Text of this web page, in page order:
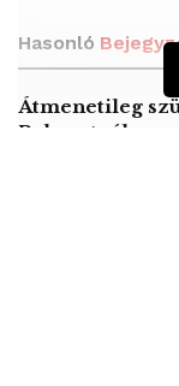
Hasonló
Átmenetileg
Bahmutnál